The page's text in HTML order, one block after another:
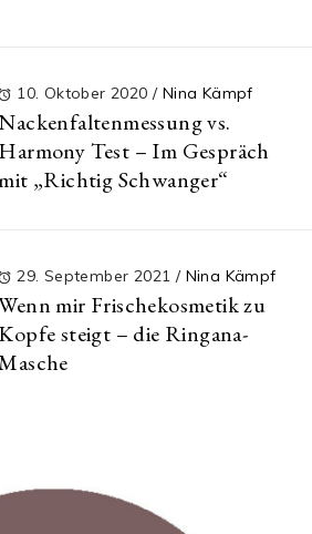
10. Oktober 2020 / Nina Kämpf
vs.
Harmony Test – Im Gespräch
„Richtig Schwanger“
29. September 2021 / Nina Kämpf
mir Frischekosmetik zu
Kopfe steigt – die Ringana-